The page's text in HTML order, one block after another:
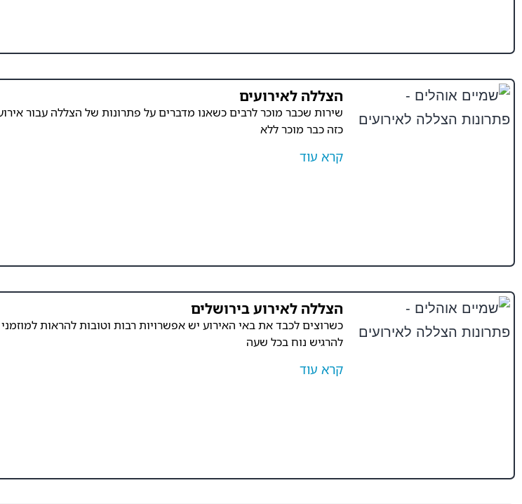
הצללה לאירועים
שירות שכבר מוכר לרבים כשאנו מדברים על פתרונות של הצללה עבור
כזה כבר מוכר ללא
קרא עוד
הצללה לאירוע בירושלים
כשרוצים לכבד את באי האירוע יש אפשרויות רבות וטובות להראות
להרגיש נוח בכל שעה
קרא עוד